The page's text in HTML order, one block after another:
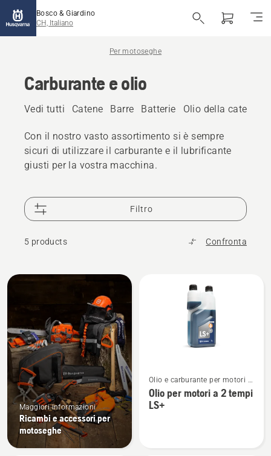
Bosco & Giardino
CH, Italiano
Per motoseghe
Carburante e olio
Vedi tutti Catene Barre Batterie Olio della catena
Con il nostro vasto assortimento si è sempre
sicuri di utilizzare il carburante e il lubrificante
giusti per la vostra macchina.
Filtro
5 products Confronta
Tutti
prodotti
Maggiori informazioni
Ricambi e accessori per
motoseghe
maggiori
dettagli
su
Olio e carburante per motori a
2 tempi
Olio per motori a 2 tempi
LS+